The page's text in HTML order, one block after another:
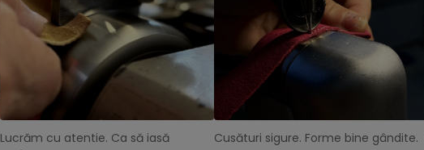
Lucrăm cu atentie. Ca să iasă
Cusături sigure. Forme bine gândite.